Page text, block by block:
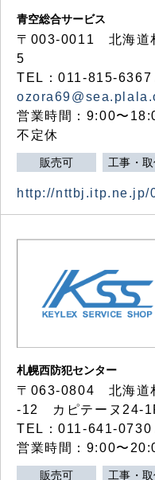
青空総合サービス
〒003-0011 北海道
5
TEL：011-815-
営業時間：9:00〜
不定休
販売可 工事・
http://nttbj.itp.ne.jp/
札幌西防犯センター
〒063-0804 北海道
-12 カピテーヌ24-
TEL：011-641-
営業時間：9:00〜
販売可 工事・